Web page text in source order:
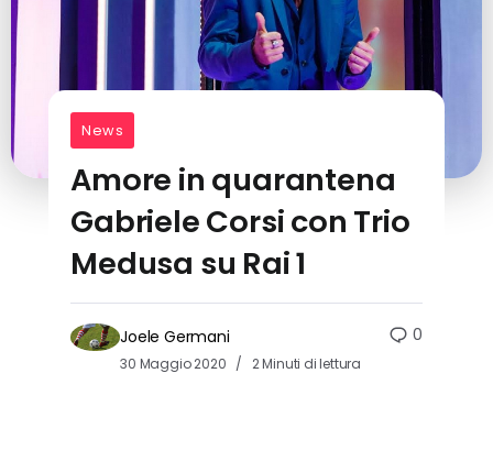
News
Amore in quarantena
Gabriele Corsi con Trio
Medusa su Rai 1
Joele Germani
30 Maggio 2020 2 Minuti di lettura
0